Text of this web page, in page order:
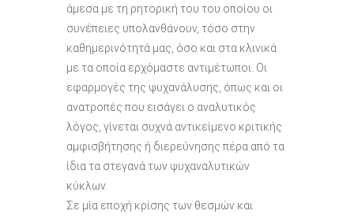
άμεσα με τη ρητορική του του οποίου οι
συνέπειες υπολανθάνουν, τόσο στην
καθημερινότητά μας, όσο και στα κλινικά
με τα οποία ερχόμαστε αντιμέτωποι. Οι
εφαρμογές της ψυχανάλυσης, όπως και οι
ανατροπές που εισάγει ο αναλυτικός
λόγος, γίνεται συχνά αντικείμενο κριτικής
αμφισβήτησης ή διερεύνησης πέρα από τα
ίδια τα στεγανά των ψυχαναλυτικών
κύκλων.
Σε μία εποχή κρίσης των θεσμών και